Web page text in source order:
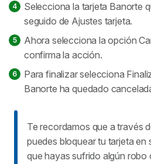
Selecciona la tarjeta Banorte
seguido de Ajustes tarjeta.
Ahora selecciona la opción
confirma la acción.
Para finalizar selecciona
Banorte ha quedado
Te recordamos que a través
puedes bloquear tu tarjeta en
que hayas sufrido algún robo